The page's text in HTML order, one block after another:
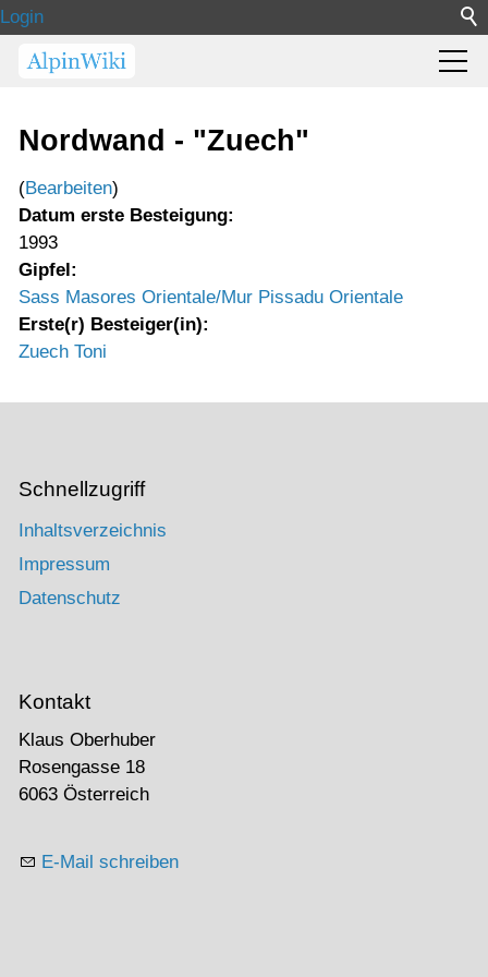
Login
Nordwand - "Zuech"
(Bearbeiten)
Datum erste Besteigung:
1993
Gipfel:
Sass Masores Orientale/Mur Pissadu Orientale
Erste(r) Besteiger(in):
Zuech Toni
Schnellzugriff
Inhaltsverzeichnis
Impressum
Datenschutz
Kontakt
Klaus Oberhuber
Rosengasse 18
6063 Österreich
E-Mail schreiben